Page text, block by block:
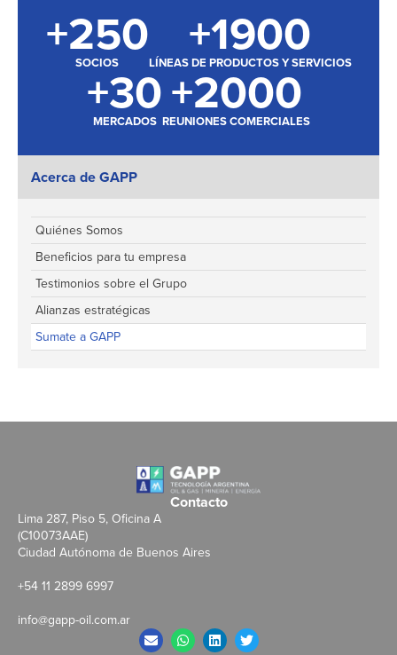
Acerca de GAPP
Quiénes Somos
Beneficios para tu empresa
Testimonios sobre el Grupo
Alianzas estratégicas
Sumate a GAPP
SOCIOS
+250LÍNEAS DE PRODUCTOS Y SERVICIOS
+1900
MERCADOS
+30REUNIONES COMERCIALES
+2000
Contacto
Lima 287, Piso 5, Oficina A
(C10073AAE)
Ciudad Autónoma de Buenos Aires
+54 11 2899 6997
info@gapp-oil.com.ar